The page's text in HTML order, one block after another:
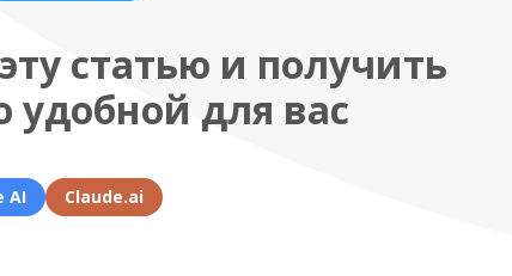
статью и получить
для вас
AI Claude.ai